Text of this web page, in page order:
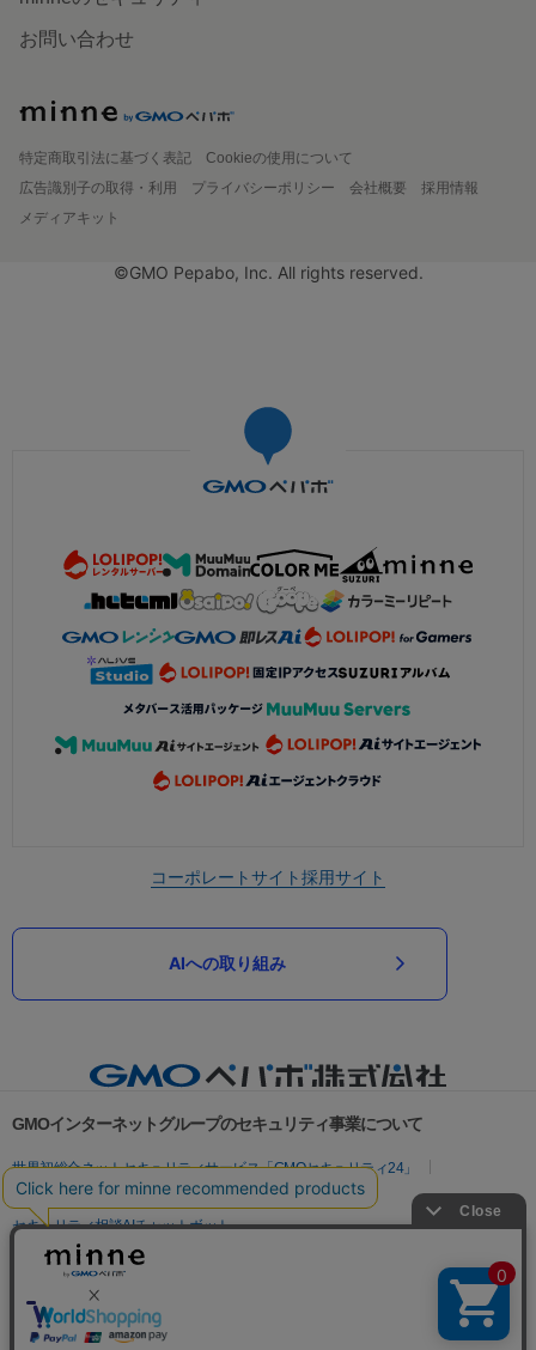
お問い合わせ
特定商取引法に基づく表記
Cookieの使用について
広告識別子の取得・利用
プライバシーポリシー 会社概要
採用情報
メディアキット
©GMO Pepabo, Inc. All rights reserved.
コーポレートサイト採用サイト
AIへの取り組み
GMOインターネットグループのセキュリティ事業について
世界初総合ネットセキュリティサービス「GMOセキュリティ24」
パスワード漏洩診断
Webサイトリスク診断
セキュリティ相談AIチャットボット
実在証明・盗聴対策
サイバー攻撃対策（GMO Flatt Security）
セキュリティ事業の軌跡